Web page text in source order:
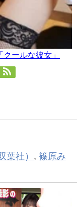
ールな彼女」
葉社） , 篠原み